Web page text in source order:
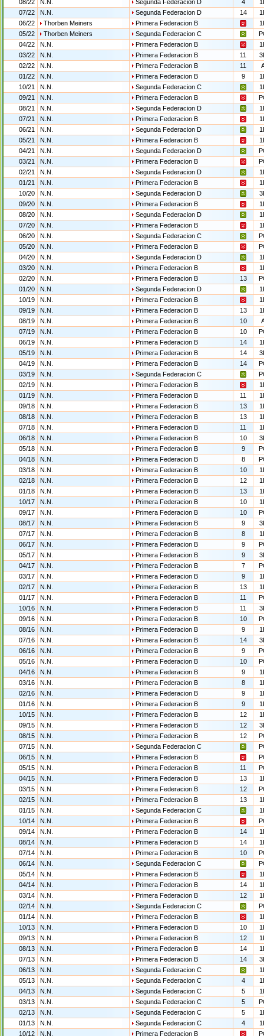
08/22
N.N. Segunda Federacion D 4
07/22
N.N. Segunda Federacion D 14
06/22
Thorben Meiners Primera Federacion B
05/22
Thorben Meiners Segunda Federacion C
04/22
N.N. Primera Federacion B
03/22
N.N. Primera Federacion B 11
02/22
N.N. Primera Federacion B 11
01/22
N.N. Primera Federacion B 9
10/21
N.N. Segunda Federacion C
09/21
N.N. Primera Federacion B
08/21
N.N. Segunda Federacion D
07/21
N.N. Primera Federacion B
06/21
N.N. Segunda Federacion D
05/21
N.N. Primera Federacion B
04/21
N.N. Segunda Federacion D
03/21
N.N. Primera Federacion B
02/21
N.N. Segunda Federacion D
01/21
N.N. Primera Federacion B
10/20
N.N. Segunda Federacion D
09/20
N.N. Primera Federacion B
08/20
N.N. Segunda Federacion D
07/20
N.N. Primera Federacion B
06/20
N.N. Segunda Federacion C
05/20
N.N. Primera Federacion B
04/20
N.N. Segunda Federacion D
03/20
N.N. Primera Federacion B
02/20
N.N. Primera Federacion B 13
01/20
N.N. Segunda Federacion D
10/19
N.N. Primera Federacion B
09/19
N.N. Primera Federacion B 13
08/19
N.N. Primera Federacion B 10
07/19
N.N. Primera Federacion B 10
06/19
N.N. Primera Federacion B 14
05/19
N.N. Primera Federacion B 14
04/19
N.N. Primera Federacion B 14
03/19
N.N. Segunda Federacion C
02/19
N.N. Primera Federacion B
01/19
N.N. Primera Federacion B 11
09/18
N.N. Primera Federacion B 13
08/18
N.N. Primera Federacion B 13
07/18
N.N. Primera Federacion B 11
06/18
N.N. Primera Federacion B 10
05/18
N.N. Primera Federacion B 9
04/18
N.N. Primera Federacion B 8
03/18
N.N. Primera Federacion B 10
02/18
N.N. Primera Federacion B 12
01/18
N.N. Primera Federacion B 13
10/17
N.N. Primera Federacion B 10
09/17
N.N. Primera Federacion B 10
08/17
N.N. Primera Federacion B 9
07/17
N.N. Primera Federacion B 8
06/17
N.N. Primera Federacion B 9
05/17
N.N. Primera Federacion B 9
04/17
N.N. Primera Federacion B 7
03/17
N.N. Primera Federacion B 9
02/17
N.N. Primera Federacion B 13
01/17
N.N. Primera Federacion B 11
10/16
N.N. Primera Federacion B 11
09/16
N.N. Primera Federacion B 10
08/16
N.N. Primera Federacion B 9
07/16
N.N. Primera Federacion B 14
06/16
N.N. Primera Federacion B 9
05/16
N.N. Primera Federacion B 10
04/16
N.N. Primera Federacion B 9
03/16
N.N. Primera Federacion B 8
02/16
N.N. Primera Federacion B 9
01/16
N.N. Primera Federacion B 9
10/15
N.N. Primera Federacion B 12
09/15
N.N. Primera Federacion B 12
08/15
N.N. Primera Federacion B 12
07/15
N.N. Segunda Federacion C
06/15
N.N. Primera Federacion B
05/15
N.N. Primera Federacion B 11
04/15
N.N. Primera Federacion B 13
03/15
N.N. Primera Federacion B 12
02/15
N.N. Primera Federacion B 13
01/15
N.N. Segunda Federacion C
10/14
N.N. Primera Federacion B
09/14
N.N. Primera Federacion B 14
08/14
N.N. Primera Federacion B 14
07/14
N.N. Primera Federacion B 10
06/14
N.N. Segunda Federacion C
05/14
N.N. Primera Federacion B
04/14
N.N. Primera Federacion B 14
03/14
N.N. Primera Federacion B 12
02/14
N.N. Segunda Federacion C
01/14
N.N. Primera Federacion B
10/13
N.N. Primera Federacion B 10
09/13
N.N. Primera Federacion B 12
08/13
N.N. Primera Federacion B 14
07/13
N.N. Primera Federacion B 14
06/13
N.N. Segunda Federacion C
05/13
N.N. Segunda Federacion C 4
04/13
N.N. Segunda Federacion C 5
03/13
N.N. Segunda Federacion C 5
02/13
N.N. Segunda Federacion C 5
01/13
N.N. Segunda Federacion C 4
10/12
N.N. Primera Federacion B